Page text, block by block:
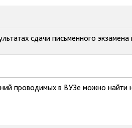
сдачи письменного
проводимых в ВУЗе можно